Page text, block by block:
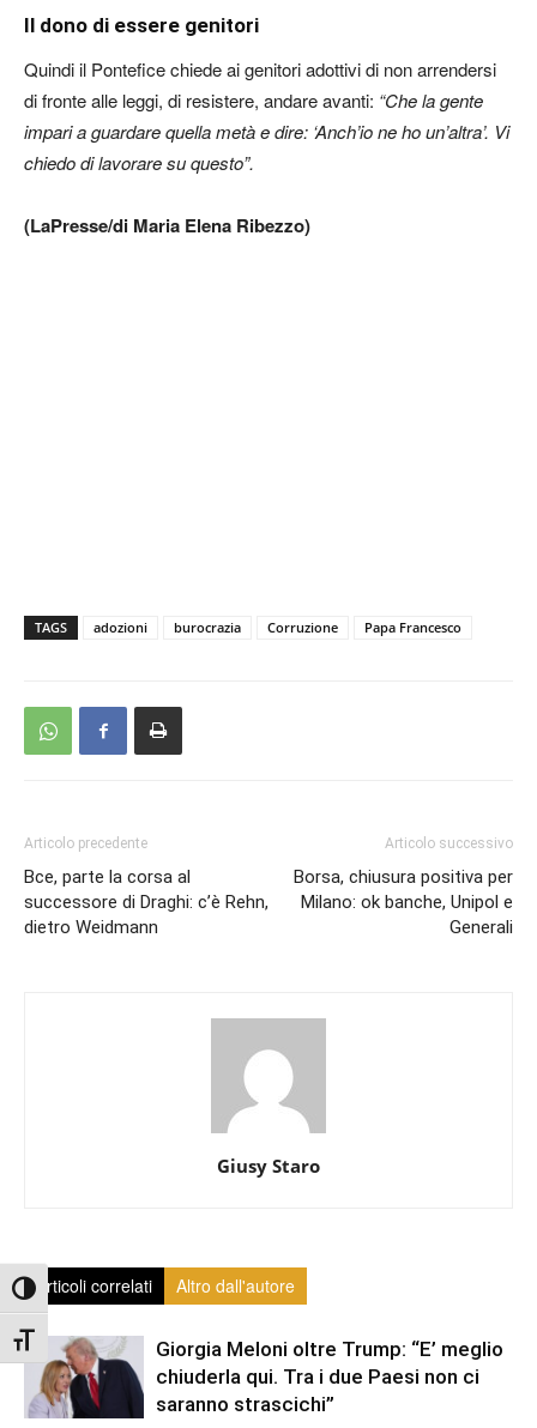
Attiva/disattiva alto contrasto
Attiva/disattiva dimensione testo
Il dono di essere genitori
Quindi il Pontefice chiede ai genitori adottivi di non arrendersi
di fronte alle leggi, di resistere, andare avanti: “Che la gente
impari a guardare quella metà e dire: ‘Anch’io ne ho un’altra’. Vi
chiedo di lavorare su questo”.
(LaPresse/di Maria Elena Ribezzo)
TAGS adozioni burocrazia Corruzione Papa Francesco
Articolo precedente
Bce, parte la corsa al
successore di Draghi: c’è Rehn,
dietro Weidmann
Articolo successivo
Borsa, chiusura positiva per
Milano: ok banche, Unipol e
Generali
Giusy Staro
Articoli correlati Altro dall'autore
Giorgia Meloni oltre Trump: “E’ meglio
chiuderla qui. Tra i due Paesi non ci
saranno strascichi”